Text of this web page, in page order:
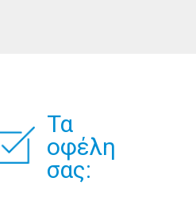
Τα
οφέλη
σας: